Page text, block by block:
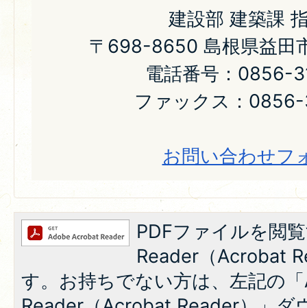
建設部 建築課
〒698-8650 島根県益田
電話番号：0856-
ファックス：
お問い合わせフ
PDFファイルを閲
Reader（Acrobat
す。お持ちでない方は、左記の